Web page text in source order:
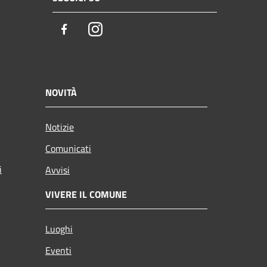
FacebookInstagram
NOVITÀ
Notizie
Comunicati
Avvisi
VIVERE IL COMUNE
Luoghi
Eventi